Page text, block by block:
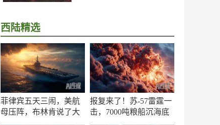
西陆精选
菲律宾五天三闹，美航
母压阵，布林肯说了大
报复来了！苏-57雷霆一
击，7000吨粮船沉海底